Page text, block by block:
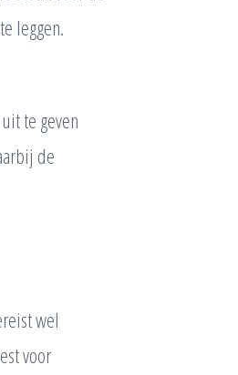
leggen.
te geven
de
wel
voor